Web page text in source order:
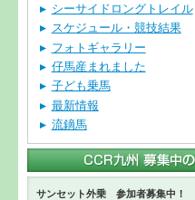
シーサイドロングトレイル
スケジュール・競技結果
フォトギャラリー
仔馬産まれました
子ども乗馬
最新情報
流鏑馬
サンセット外乗 参加者募集中！